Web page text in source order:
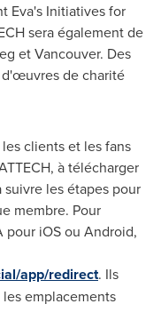
Eva's Initiatives for
sera également de
etVancouver. Des
d'œuvres de charité
clients et les fans
à télécharger
les étapes pour
membre. Pour
pour iOS ou Android,
app/redirect. Ils
emplacements